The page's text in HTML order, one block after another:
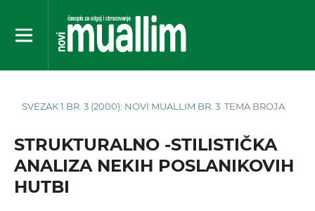
SVEZAK 1 BR. 3 (2000): NOVI MUALLIM BR. 3 TEMA BROJA
STRUKTURALNO -STILISTIČKA
ANALIZA NEKIH POSLANIKOVIH
HUTBI